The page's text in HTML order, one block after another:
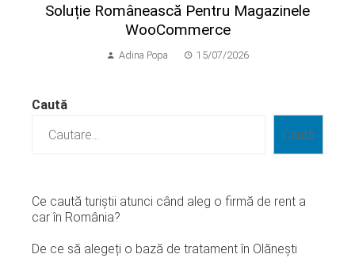
Soluție Românească Pentru Magazinele
WooCommerce
Adina Popa 15/07/2026
Caută
Caută
Ce caută turiștii atunci când aleg o firmă de rent a
car în România?
De ce să alegeți o bază de tratament în Olănești